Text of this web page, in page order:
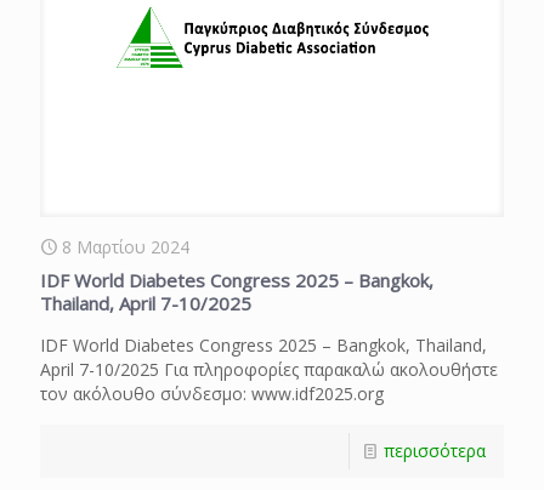
8 Μαρτίου 2024
IDF World Diabetes Congress 2025 – Bangkok,
Thailand, April 7-10/2025
IDF World Diabetes Congress 2025 – Bangkok, Thailand,
April 7-10/2025 Για πληροφορίες παρακαλώ ακολουθήστε
τον ακόλουθο σύνδεσμο: www.idf2025.org
περισσότερα